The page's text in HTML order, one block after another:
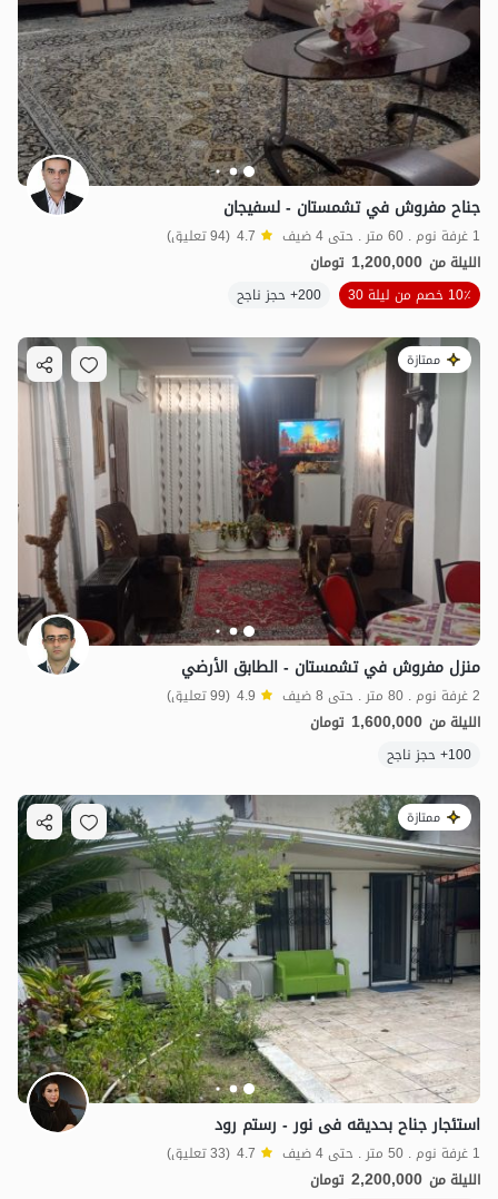
3مليون ت
جناح مفروش في تشمستان - لسفيجان
1 غرفة نوم . 60 متر . حتى 4 ضيف 4.7 (94 تعليق)
الليلة من 1,200,000 تومان
10٪ خصم من ليلة 30
200+ حجز ناجح
ممتازة
منزل مفروش في تشمستان - الطابق الأرضي
2 غرفة نوم . 80 متر . حتى 8 ضيف 4.9 (99 تعليق)
الليلة من 1,600,000 تومان
100+ حجز ناجح
ممتازة
استئجار جناح بحدیقه فی نور - رستم رود
1 غرفة نوم . 50 متر . حتى 4 ضيف 4.7 (33 تعليق)
الليلة من 2,200,000 تومان